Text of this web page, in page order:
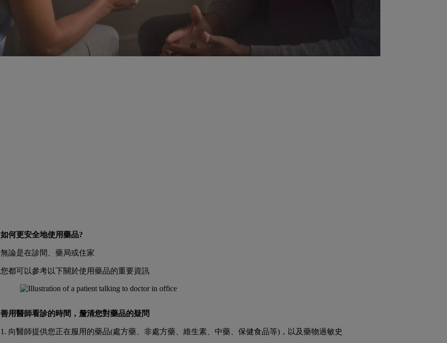
如何更安全地使用藥品?
無論是在診間、藥局或住家
您都可以參考以下關於使用藥品的重要資訊
善用醫師看診的時間，釐清您對藥品的疑問
1. 向醫師提供您正在服用的藥品(處方藥、非處方藥、維生素、中藥、保健食品等)，以及藥物過敏史